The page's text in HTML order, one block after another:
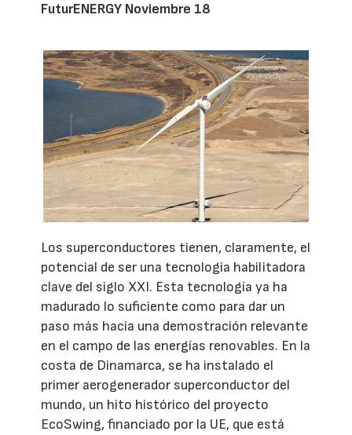
FuturENERGY Noviembre 18
Los superconductores tienen, claramente, el
potencial de ser una tecnología habilitadora
clave del siglo XXI. Esta tecnología ya ha
madurado lo suficiente como para dar un
paso más hacia una demostración relevante
en el campo de las energías renovables. En la
costa de Dinamarca, se ha instalado el
primer aerogenerador superconductor del
mundo, un hito histórico del proyecto
EcoSwing, financiado por la UE, que está